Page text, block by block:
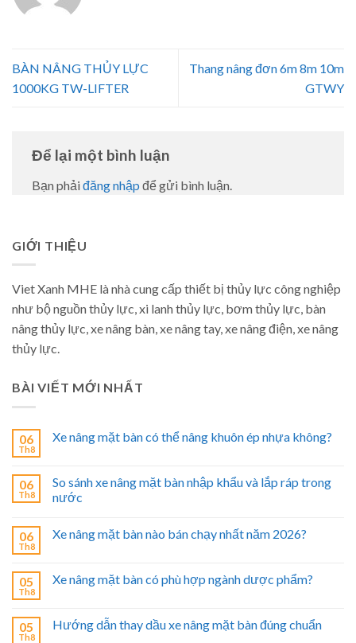
BÀN NÂNG THỦY LỰC
1000KG TW-LIFTER
Thang nâng đơn 6m 8m 10m
GTWY
Để lại một bình luận
Bạn phải đăng nhập để gửi bình luận.
GIỚI THIỆU
Viet Xanh MHE là nhà cung cấp thiết bị thủy lực công nghiệp
như bộ nguồn thủy lực, xi lanh thủy lực, bơm thủy lực, bàn
nâng thủy lực, xe nâng bàn, xe nâng tay, xe nâng điện, xe nâng
thủy lực.
BÀI VIẾT MỚI NHẤT
06
Th8
Xe nâng mặt bàn có thể nâng khuôn ép nhựa không?
06
Th8
So sánh xe nâng mặt bàn nhập khẩu và lắp ráp trong
nước
06
Th8
Xe nâng mặt bàn nào bán chạy nhất năm 2026?
05
Th8
Xe nâng mặt bàn có phù hợp ngành dược phẩm?
05
Th8
Hướng dẫn thay dầu xe nâng mặt bàn đúng chuẩn